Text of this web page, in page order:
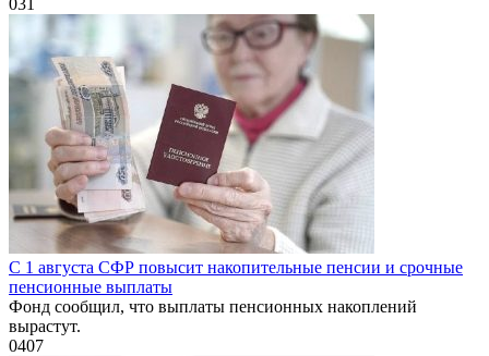
С 1 августа СФР повысит накопительные пенсии и срочные
пенсионные выплаты
Фонд сообщил, что выплаты пенсионных накоплений
вырастут.
0407